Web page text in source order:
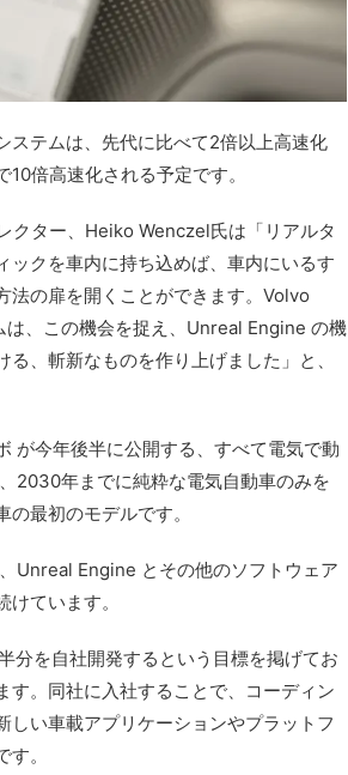
ステムは、先代に比べて2倍以上高速化
倍高速化される予定です。
クター、Heiko Wenczel氏は「リアルタ
ックを車内に持ち込めば、車内にいるす
法の扉を開くことができます。Volvo
、この機会を捉え、Unreal Engine の機
、斬新なものを作り上げました」と、
が今年後半に公開する、すべて電気で動
2030年までに純粋な電気自動車のみを
最初のモデルです。
Unreal Engine とその他のソフトウェア
ています。
分を自社開発するという目標を掲げてお
す。同社に入社することで、コーディン
い車載アプリケーションやプラットフ
。